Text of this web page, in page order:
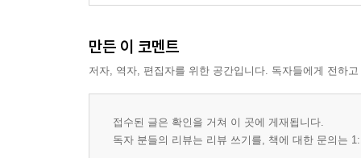
만든 이 코멘트
저자, 역자, 편집자를 위한 공간입니다. 독자들에게 전하
접수된 글은 확인을 거쳐 이 곳에 게재됩니다.
독자 분들의 리뷰는 리뷰 쓰기를, 책에 대한 문의는